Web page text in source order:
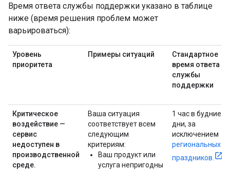
Время ответа службы поддержки указано в таблице
ниже (время решения проблем может
варьироваться):
Уровень
приоритета
Примеры ситуаций
Стандартное
время ответа
службы
поддержки
Критическое
воздействие —
сервис
недоступен в
производственной
среде.
Ваша ситуация
соответствует всем
следующим
критериям:
Ваш продукт или
услуга непригодны
1 час в будние
дни, за
исключением
региональных
праздников.